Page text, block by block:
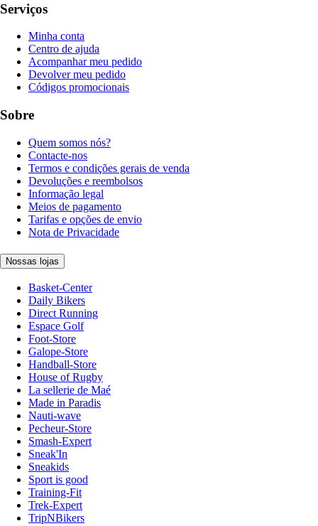
Serviços
Minha conta
Centro de ajuda
Acompanhar meu pedido
Devolver meu pedido
Códigos promocionais
Sobre
Quem somos nós?
Contacte-nos
Termos e condições gerais de venda
Devoluções e reembolsos
Informação legal
Meios de pagamento
Tarifas e opções de envio
Nota de Privacidade
Nossas lojas
Basket-Center
Daily Bikers
Direct Running
Espace Golf
Foot-Store
Galope-Store
Handball-Store
House of Rugby
La sellerie de Maé
Made in Paradis
Nauti-wave
Pecheur-Store
Smash-Expert
Sneak'In
Sneakids
Sport is good
Training-Fit
Trek-Expert
TripNBikers